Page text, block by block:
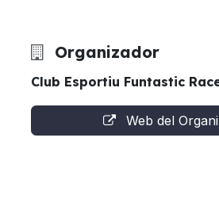
Organizador
Club Esportiu Funtastic
Web del